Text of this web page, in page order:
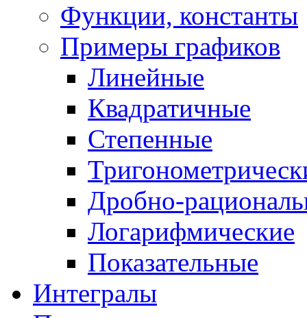
Функции, константы
Примеры графиков
Линейные
Квадратичные
Степенные
Дробно-
Логарифмические
Показательные
Интегралы